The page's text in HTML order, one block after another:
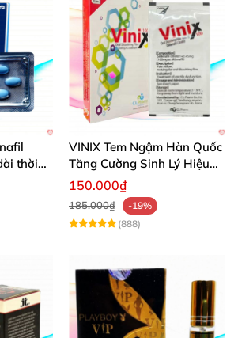
thời
VINIX Tem Ngậm Hàn Quốc
Tăng Cường Sinh Lý Hiệu
Quả
150.000₫
185.000₫
-19%
(888)